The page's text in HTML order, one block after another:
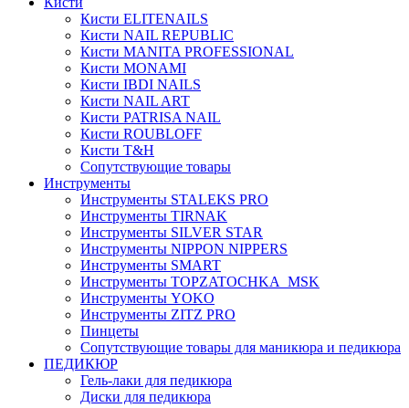
Кисти ELITENAILS
Кисти NAIL REPUBLIC
Кисти MANITA PROFESSIONAL
Кисти MONAMI
Кисти IBDI NAILS
Кисти NAIL ART
Кисти PATRISA NAIL
Кисти ROUBLOFF
Кисти T&H
Сопутствующие товары
Инструменты
Инструменты STALEKS PRO
Инструменты TIRNAK
Инструменты SILVER STAR
Инструменты NIPPON NIPPERS
Инструменты SMART
Инструменты TOPZATOCHKA_MSK
Инструменты YOKO
Инструменты ZITZ PRO
Пинцеты
Сопутствующие товары для маникюра и педикюра
ПЕДИКЮР
Гель-лаки для педикюра
Диски для педикюра